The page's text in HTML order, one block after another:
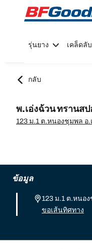
Go to page content
Go to
รุ่นยาง เคล็ดลั
กลับ
พ.เอ่งฉ้วน ทรานส
ข้อมูล
123 ม.1 ต.หนอ
ขอเส้นทิศทาง